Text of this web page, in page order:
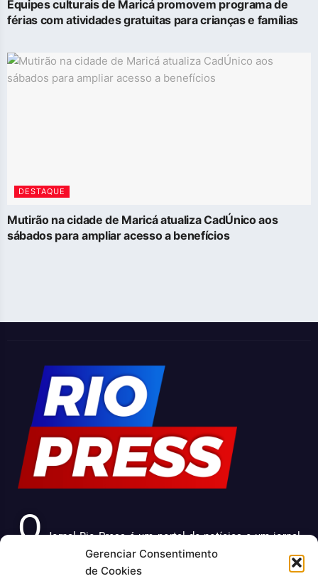
Gerenciar Consentimento
de Cookies
Equipes culturais de Maricá promovem programa de
férias com atividades gratuitas para crianças e famílias
DESTAQUE
Mutirão na cidade de Maricá atualiza CadÚnico aos
sábados para ampliar acesso a benefícios
O Jornal Rio Press é um portal de notícias e um jornal
impresso que cobre diversas notícias sobre a cidade do
Rio de Janeiro. Com uma abordagem abrangente e